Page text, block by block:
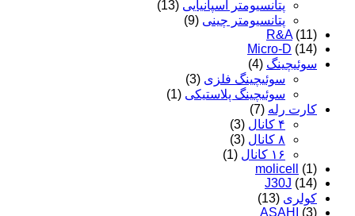
پتانسیومتر اسپانیایی (13)
پتانسیومتر چینی (9)
R&A (11)
Micro-D (14)
سوئیچینگ (4)
سوئیچینگ فلزی (3)
سوئیچینگ پلاستیکی (1)
کارت رله (7)
۴ کانال
(3)
۸ کانال
(3)
۱۶ کانال
(1)
molicell
(1)
J30J (14)
کولری (13)
ASAHI
(3)